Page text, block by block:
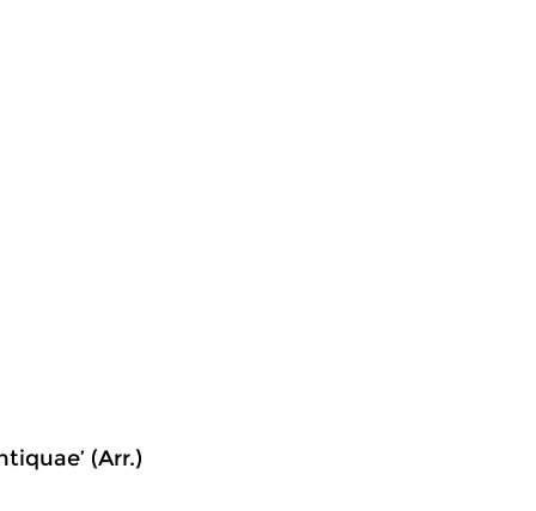
(Arr.)